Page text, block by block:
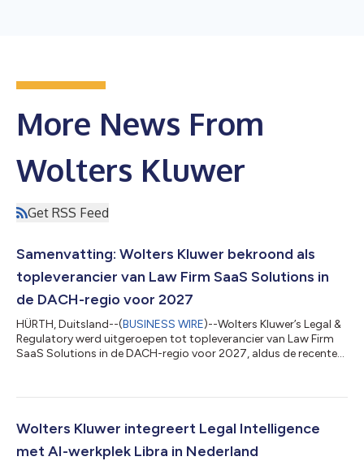
More News From
Wolters Kluwer
Get RSS Feed
Samenvatting: Wolters Kluwer bekroond als
topleverancier van Law Firm SaaS Solutions in
de DACH-regio voor 2027
HÜRTH, Duitsland--(BUSINESS WIRE)--Wolters Kluwer’s Legal &
Regulatory werd uitgeroepen tot topleverancier van Law Firm
SaaS Solutions in de DACH-regio voor 2027, aldus de recente
advocatenkantoren, behaalde een gedeelde eerste plaats in de
klantentevredenheid, prijs-kwaliteitverhouding en
klantaanbeveling onder de geïnterviewd...
Wolters Kluwer integreert Legal Intelligence
met AI-werkplek Libra in Nederland